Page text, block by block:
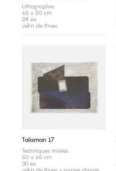
Lithographie
65 x 50 cm
24 ex.
vélin de Rives
Talisman 17
Techniques mixtes
50 x 65 cm
30 ex.